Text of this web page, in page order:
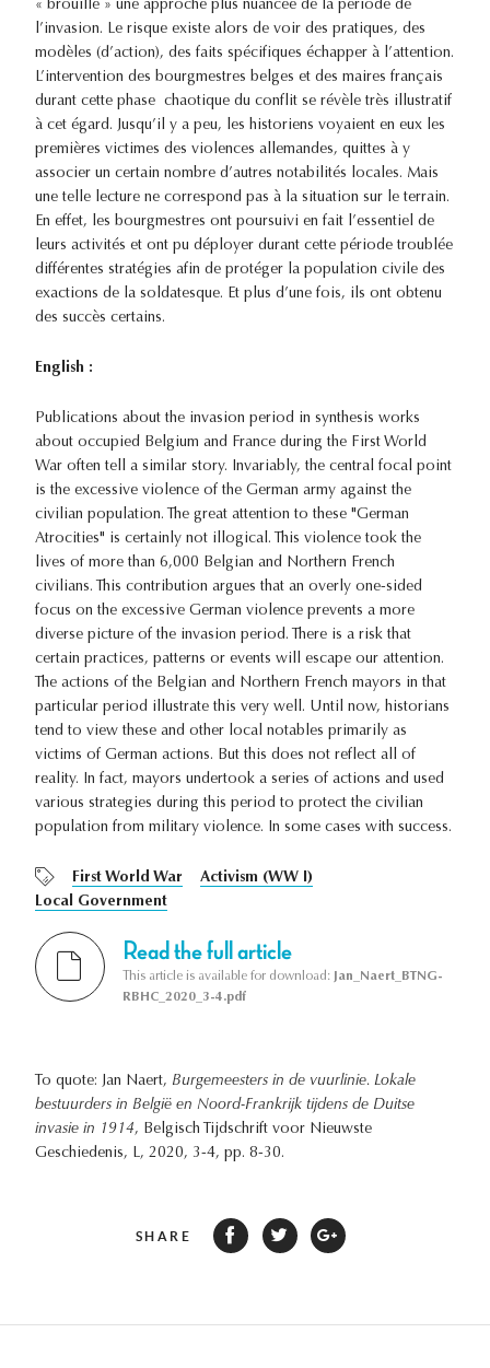
« brouille » une approche plus nuancée de la période de
l’invasion. Le risque existe alors de voir des pratiques, des
modèles (d’action), des faits spécifiques échapper à l’attention.
L’intervention des bourgmestres belges et des maires français
durant cette phase chaotique du conflit se révèle très illustratif
à cet égard. Jusqu’il y a peu, les historiens voyaient en eux les
premières victimes des violences allemandes, quittes à y
associer un certain nombre d’autres notabilités locales. Mais
une telle lecture ne correspond pas à la situation sur le terrain.
En effet, les bourgmestres ont poursuivi en fait l’essentiel de
leurs activités et ont pu déployer durant cette période troublée
différentes stratégies afin de protéger la population civile des
exactions de la soldatesque. Et plus d’une fois, ils ont obtenu
des succès certains.
English :
Publications about the invasion period in synthesis works
about occupied Belgium and France during the First World
War often tell a similar story. Invariably, the central focal point
is the excessive violence of the German army against the
civilian population. The great attention to these "German
Atrocities" is certainly not illogical. This violence took the
lives of more than 6,000 Belgian and Northern French
civilians. This contribution argues that an overly one-sided
focus on the excessive German violence prevents a more
diverse picture of the invasion period. There is a risk that
certain practices, patterns or events will escape our attention.
The actions of the Belgian and Northern French mayors in that
particular period illustrate this very well. Until now, historians
tend to view these and other local notables primarily as
victims of German actions. But this does not reflect all of
reality. In fact, mayors undertook a series of actions and used
various strategies during this period to protect the civilian
population from military violence. In some cases with success.
First World War
Activism (WW I)
Local Government
Read the full article
This article is available for download:
Jan_Naert_BTNG-
RBHC_2020_3-4.pdf
To quote: Jan Naert, Burgemeesters in de vuurlinie. Lokale
bestuurders in België en Noord-Frankrijk tijdens de Duitse
invasie in 1914, Belgisch Tijdschrift voor Nieuwste
Geschiedenis, L, 2020, 3-4, pp. 8-30.
SHARE